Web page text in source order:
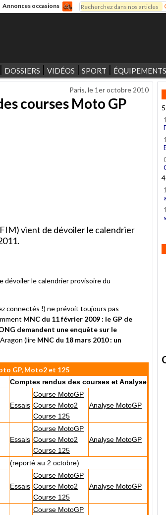
Annonces occasions
Formulaire de
Rechercher
DOSSIERS VIDÉOS SPORT ÉQUIPEMENTS
Paris, le 1er octobre 2010
courses Moto GP
vient de dévoiler le calendrier
dévoiler le calendrier provisoire du
connectés !) ne prévoit toujours pas
MNC du 11 février 2009 : le GP de
demandent une enquête sur le
(lire MNC du 18 mars 2010 : un
GP, Moto2 et 125
Comptes rendus des courses et Analyse
Essais
Course MotoGP
Course Moto2
Course 125
Analyse MotoGP
Essais
Course MotoGP
Course Moto2
Course 125
Analyse MotoGP
(reporté au 2 octobre)
Essais
Course MotoGP
Course Moto2
Course 125
Analyse MotoGP
Course MotoGP